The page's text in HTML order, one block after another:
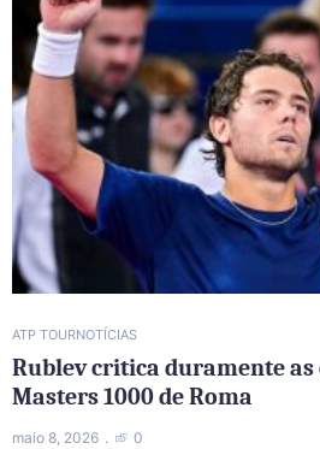
ATP TOURNOTÍCIAS
Rublev critica duramente as
Masters 1000 de Roma
maio 8, 2026 0